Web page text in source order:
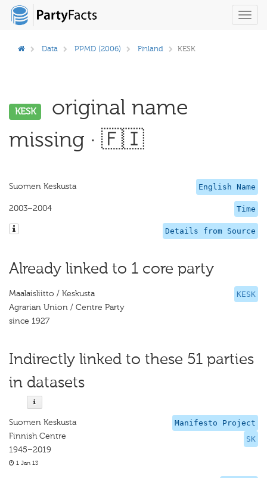
Data PPMD (2006) Finland KESK
KESK
original name
missing · 🇫🇮
English Name
Suomen Keskusta
Time
2003–2004
Details from Source
Already linked to 1 core party
KESK
Maalaisliitto / Keskusta
Agrarian Union / Centre Party
since 1927
Indirectly linked to these 51 parties
in datasets
Manifesto Project
SK
Suomen Keskusta
Finnish Centre
1945–2019
1 Jan 13